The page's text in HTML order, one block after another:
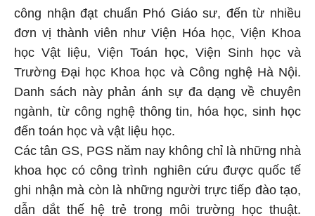
công nhận đạt chuẩn Phó Giáo sư, đến từ nhiều
đơn vị thành viên như Viện Hóa học, Viện Khoa
học Vật liệu, Viện Toán học, Viện Sinh học và
Trường Đại học Khoa học và Công nghệ Hà Nội.
Danh sách này phản ánh sự đa dạng về chuyên
ngành, từ công nghệ thông tin, hóa học, sinh học
đến toán học và vật liệu học.
Các tân GS, PGS năm nay không chỉ là những nhà
khoa học có công trình nghiên cứu được quốc tế
ghi nhận mà còn là những người trực tiếp đào tạo,
dẫn dắt thế hệ trẻ trong môi trường học thuật.